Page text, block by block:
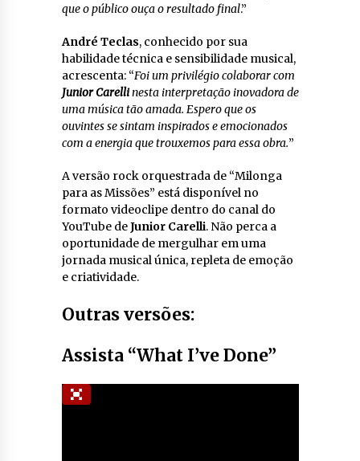
que o público ouça o resultado final.”
André Teclas, conhecido por sua
habilidade técnica e sensibilidade musical,
acrescenta: “Foi um privilégio colaborar com
Junior Carellinesta interpretação inovadora de
uma música tão amada. Espero que os
ouvintes se sintam inspirados e emocionados
com a energia que trouxemos para essa obra.”
A versão rock orquestrada de “Milonga
para as Missões” está disponível no
formato videoclipe dentro do canal do
YouTube deJunior Carelli. Não perca a
oportunidade de mergulhar em uma
jornada musical única, repleta de emoção
e criatividade.
Outras versões:
Assista “What I’ve Done”